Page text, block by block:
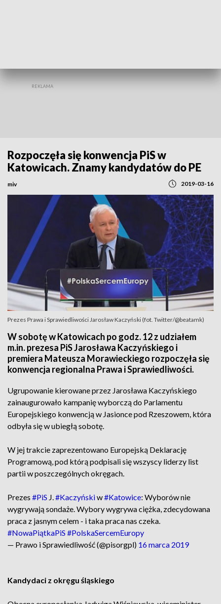
Rozpoczęła się konwencja PiS w
Katowicach. Znamy kandydatów do PE
miv 2019-03-16
Prezes Prawa i Sprawiedliwości Jarosław Kaczyński (fot. Twitter/@beatamk)
W sobotę w Katowicach po godz. 12 z udziałem
m.in. prezesa PiS Jarosława Kaczyńskiego i
premiera Mateusza Morawieckiego rozpoczęła się
konwencja regionalna Prawa i Sprawiedliwości.
Ugrupowanie kierowane przez Jarosława Kaczyńskiego
zainaugurowało kampanię wyborczą do Parlamentu
Europejskiego konwencją w Jasionce pod Rzeszowem, która
odbyła się w ubiegłą sobotę.
W jej trakcie zaprezentowano Europejską Deklarację
Programową, pod którą podpisali się wszyscy liderzy list
partii w poszczególnych okręgach.
Prezes #PiS J.#Kaczyńskiw#Katowice: Wyborów nie
wygrywają sondaże. Wybory wygrywa ciężka, zdecydowana
praca z jasnym celem - i taka praca nas czeka.
#NowaPiątkaPiS #PolskaSercemEuropy
— Prawo i Sprawiedliwość (@pisorgpl) 16 marca 2019
Kandydaci z okręgu śląskiego